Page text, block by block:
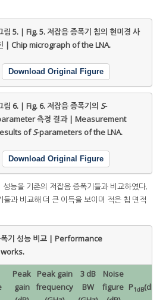
림 5. | Fig. 5.저잡음 증폭기 칩의 현미경 사
| Chip micrograph of the LNA.
Download Original Figure
림 6. | Fig. 6.저잡음 증폭기의 S-
측정 결과 | Measurement
ofS-parameters of the LNA.
Download Original Figure
능을 기존의 저잡음 증폭기들과 비교하였다.
과 비교해 더 큰 이득을 보이며 적은 칩 면적
폭기 성능 비교 | Performance
Peak
gain
Peak gain
frequency
3 dB
BW
Noise
figure P1dB(dBm)